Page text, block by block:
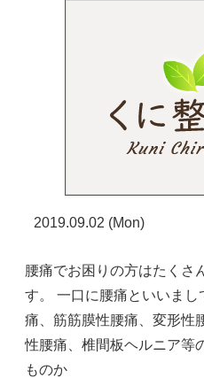
2019.09.02 (Mon)
腰痛でお困りの方はたくさ
す。 一口に腰痛といいま
痛、筋筋膜性腰痛、変形性
性腰痛、椎間板ヘルニア等
ものか